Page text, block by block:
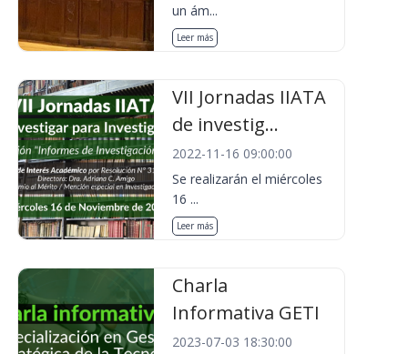
un ám...
Leer más
VII Jornadas IIATA
de investig...
2022-11-16 09:00:00
Se realizarán el miércoles
16 ...
Leer más
Charla
Informativa GETI
2023-07-03 18:30:00